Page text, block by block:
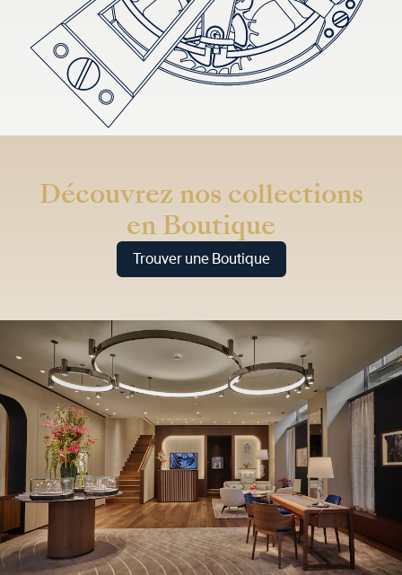
Découvrez nos collections
en Boutique
Trouver une Boutique